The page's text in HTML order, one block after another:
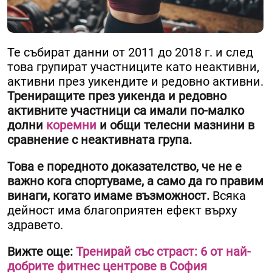
Те събират данни от 2011 до 2018 г. и след
това групират участниците като неактивни,
активни през уикендите и редовно активни.
Трениращите през уикенда и редовно
активните участници са имали по-малко
долни коремни и общи телесни мазнини в
сравнение с неактивната група.
Това е поредното доказателство, че не е
важно кога спортуваме, а само да го правим
винаги, когато имаме възможност. Всяка
дейност има благоприятен ефект върху
здравето.
Вижте още: Тренирай със страст: 6 от най-
добрите фитнес центрове в София